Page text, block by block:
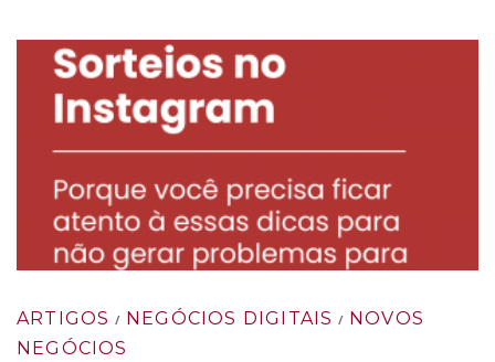
ARTIGOS / NEGÓCIOS DIGITAIS / NOVOS
NEGÓCIOS